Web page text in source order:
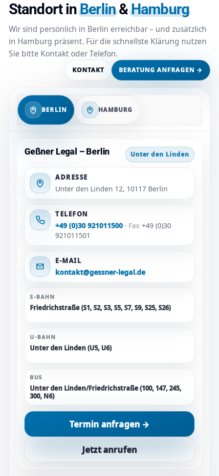
Satire & Persönlichkeitsrecht: Abwägung im Fall
Böhmermann vs. Erdoğan
TV · Meinungsfreiheit · Äußerungsrecht
stern.de
Sharenting & Kinderrechte: Schutz vor Vermarktung
ProSieben
TV · Video · Unterlassung
Sat.1
Erpressung mit Bewertungen: Rechtliche Optionen
für Betroffene
RND
Urheberrecht · Musik · Interview
Standort inBerlin&Hamburg
Wir sind persönlich in Berlin erreichbar – und zusätzlich
in Hamburg präsent. Für die schnellste Klärung nutzen
Sie bitte Kontakt oder Telefon.
KONTAKT BERATUNG ANFRAGEN →
BERLIN HAMBURG
Geßner Legal – Berlin Unter den Linden
ADRESSE
Unter den Linden 12, 10117 Berlin
TELEFON
+49 (0)30 921011500· Fax +49 (0)30
921011501
E-MAIL
kontakt@gessner-legal.de
S-BAHN
Friedrichstraße (S1, S2, S3, S5, S7, S9, S25, S26)
U-BAHN
Unter den Linden (U5, U6)
BUS
Unter den Linden/Friedrichstraße (100, 147, 245,
300, N6)
Termin anfragen →
Jetzt anrufen